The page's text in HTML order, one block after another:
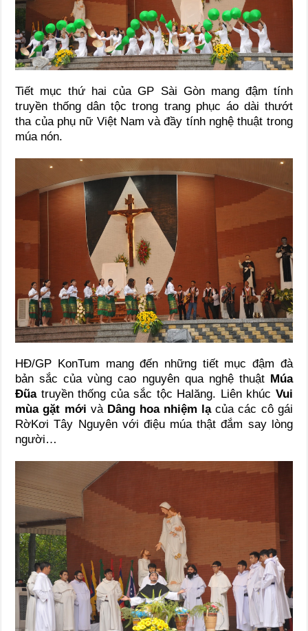
Tiết mục thứ hai của GP Sài Gòn mang đậm tính
truyền thống dân tộc trong trang phục áo dài thướt
tha của phụ nữ Việt Nam và đầy tính nghệ thuật trong
múa nón.
HĐ/GP KonTum mang đến những tiết mục đậm đà
bản sắc của vùng cao nguyên qua nghệ thuật Múa
Đũatruyền thống của sắc tộc Halăng. Liên khúc Vui
mùa gặt mới và Dâng hoa nhiệm lạcủa các cô gái
RờKơi Tây Nguyên với điệu múa thật đắm say lòng
người…